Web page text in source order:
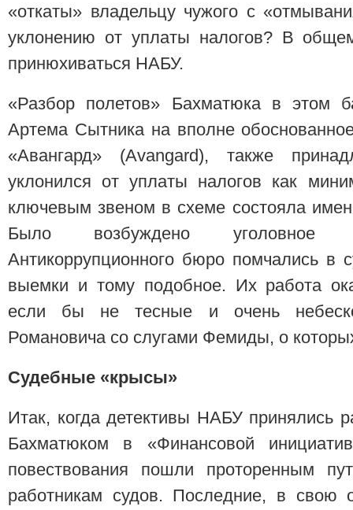
«откаты» владельцу чужого с
уклонению от уплаты налогов? В
принюхиваться НАБУ.
«Разбор полетов» Бахматюка в этом
Артема Сытника на вполне
«Авангард» (Avangard), также
уклонился от уплаты налогов как
ключевым звеном в схеме состояла
Было возбуждено уголовное
Антикоррупционного бюро помчались в
выемки и тому подобное. Их работа
если бы не тесные и очень
Романовича со слугами Фемиды, о
Судебные «крысы»
Итак, когда детективы НАБУ принялись
Бахматюком в «Финансовой
повествования пошли проторенным
работникам судов. Последние, в свою